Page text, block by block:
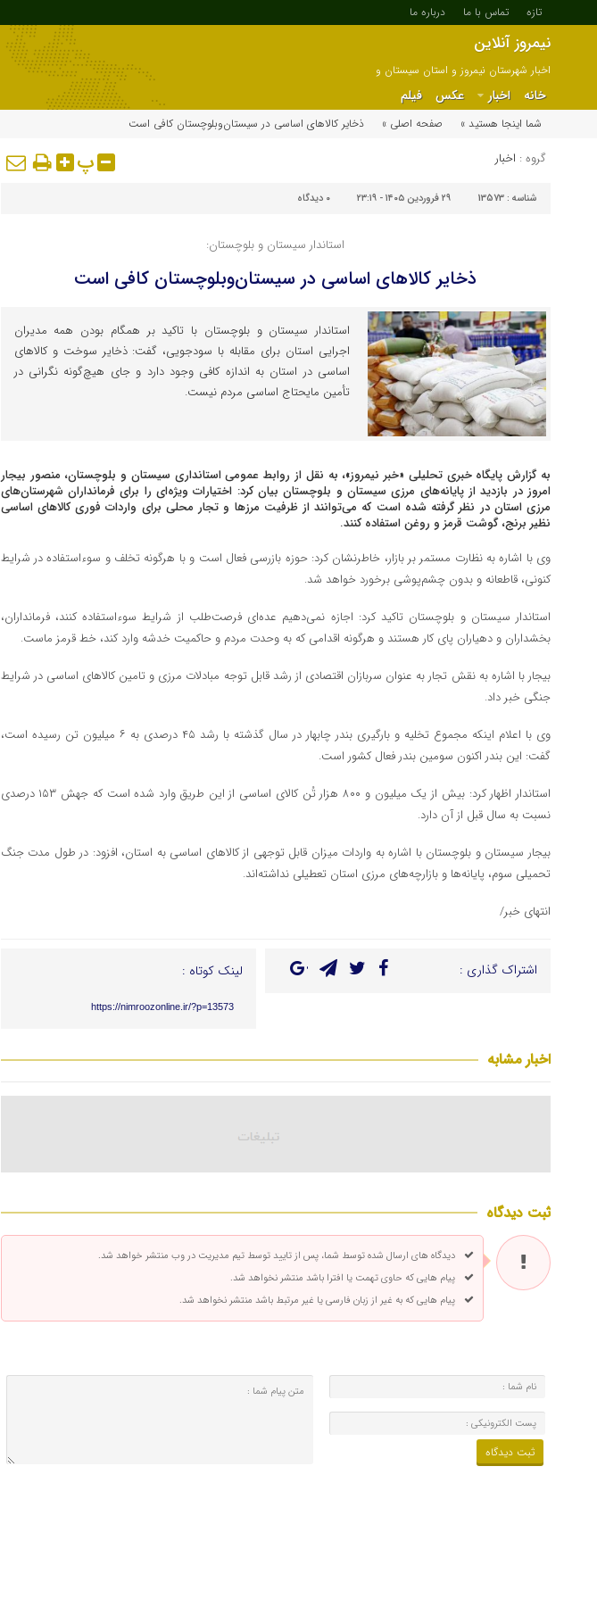
تازه تماس با ما درباره ما
نیمروز آنلاین
اخبار شهرستان نیمروز و استان سیستان و
بلوچستان
خانه اخبار عکس فیلم
شما اینجا هستید »
صفحه اصلی » ذخایر کالاهای اساسی در سیستان‌وبلوچستان کافی است
گروه : اخبار پ
شناسه : 13573 ۲۹ فروردین ۱۴۰۵ - ۲۳:۱۹ ۰ دیدگاه
استاندار سیستان و بلوچستان:
ذخایر کالاهای اساسی در سیستان‌وبلوچستان کافی است
استاندار سیستان و بلوچستان با تاکید بر همگام بودن همه مدیران
اجرایی استان برای مقابله با سودجویی، گفت: ذخایر سوخت و کالاهای
اساسی در استان به اندازه کافی وجود دارد و جای هیچ‌گونه نگرانی در
تأمین مایحتاج اساسی مردم نیست.
به گزارش پایگاه خبری تحلیلی «خبر نیمروز»، به نقل از روابط عمومی استانداری سیستان و بلوچستان، منصور بیجار
امروز در بازدید از پایانه‌های مرزی سیستان و بلوچستان بیان کرد: اختیارات ویژه‌ای را برای فرمانداران شهرستان‌های
مرزی استان در نظر گرفته شده است که می‌توانند از ظرفیت مرزها و تجار محلی برای واردات فوری کالاهای اساسی
نظیر برنج، گوشت قرمز و روغن استفاده کنند.
وی با اشاره به نظارت مستمر بر بازار، خاطرنشان کرد: حوزه بازرسی فعال است و با هرگونه تخلف و سوءاستفاده در شرایط
کنونی، قاطعانه و بدون چشم‌پوشی برخورد خواهد شد.
استاندار سیستان و بلوچستان تاکید کرد: اجازه نمی‌دهیم عده‌ای فرصت‌طلب از شرایط سوءاستفاده کنند، فرمانداران،
بخشداران و دهیاران پای کار هستند و هرگونه اقدامی که به وحدت مردم و حاکمیت خدشه وارد کند، خط قرمز ماست.
بیجار با اشاره به نقش تجار به عنوان سربازان اقتصادی از رشد قابل توجه مبادلات مرزی و تامین کالاهای اساسی در شرایط
جنگی خبر داد.
وی با اعلام اینکه مجموع تخلیه و بارگیری بندر چابهار در سال گذشته با رشد ۴۵ درصدی به ۶ میلیون تن رسیده است،
گفت: این بندر اکنون سومین بندر فعال کشور است.
استاندار اظهار کرد: بیش از یک میلیون و ۸۰۰ هزار تُن کالای اساسی از این طریق وارد شده است که جهش ۱۵۳ درصدی
نسبت به سال قبل از آن دارد.
بیجار سیستان و بلوچستان با اشاره به واردات میزان قابل توجهی از کالاهای اساسی به استان، افزود: در طول مدت جنگ
تحمیلی سوم، پایانه‌ها و بازارچه‌های مرزی استان تعطیلی نداشته‌اند.
انتهای خبر/
اشتراک گذاری : لینک کوتاه :
https://nimroozonline.ir/?p=13573
اخبار مشابه
ثبت دیدگاه
دیدگاه های ارسال شده توسط شما، پس از تایید توسط تیم مدیریت در وب منتشر خواهد شد.
پیام هایی که حاوی تهمت یا افترا باشد منتشر نخواهد شد.
پیام هایی که به غیر از زبان فارسی یا غیر مرتبط باشد منتشر نخواهد شد.